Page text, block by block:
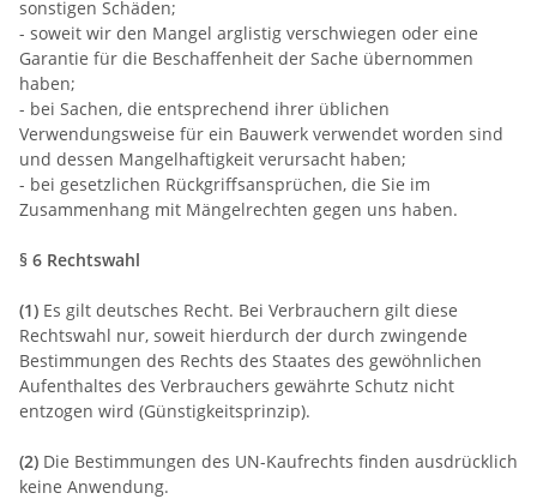
sonstigen Schäden;
- soweit wir den Mangel arglistig verschwiegen oder eine
Garantie für die Beschaffenheit der Sache übernommen
haben;
- bei Sachen, die entsprechend ihrer üblichen
Verwendungsweise für ein Bauwerk verwendet worden sind
und dessen Mangelhaftigkeit verursacht haben;
- bei gesetzlichen Rückgriffsansprüchen, die Sie im
Zusammenhang mit Mängelrechten gegen uns haben.
§ 6 Rechtswahl
(1) Es gilt deutsches Recht. Bei Verbrauchern gilt diese
Rechtswahl nur, soweit hierdurch der durch zwingende
Bestimmungen des Rechts des Staates des gewöhnlichen
Aufenthaltes des Verbrauchers gewährte Schutz nicht
entzogen wird (Günstigkeitsprinzip).
(2) Die Bestimmungen des UN-Kaufrechts finden ausdrücklich
keine Anwendung.